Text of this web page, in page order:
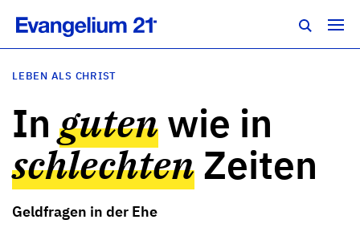
LEBEN ALS CHRIST
In gutenwie in
schlechtenZeiten
Geldfragen in der Ehe